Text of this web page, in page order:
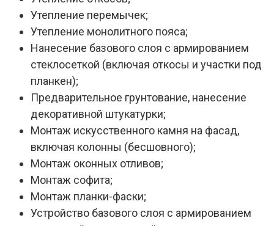
Утепление перемычек;
Утепление монолитного пояса;
Нанесение базового слоя с армированием
стеклосеткой (включая откосы и участки под
планкен);
Предварительное грунтование, нанесение
декоративной штукатурки;
Монтаж искусственного камня на фасад,
включая колонны (бесшовного);
Монтаж оконных отливов;
Монтаж софита;
Монтаж планки-фаски;
Устройство базового слоя с армированием